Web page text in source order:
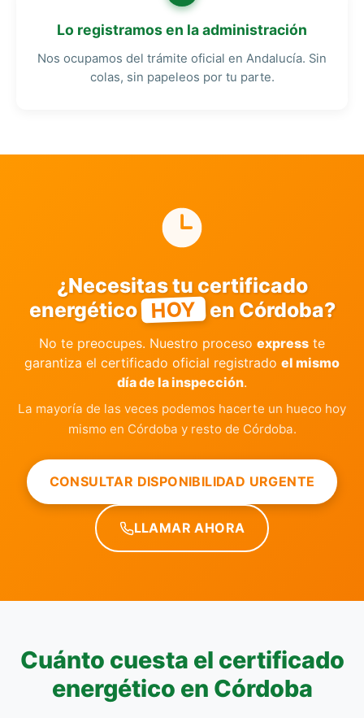
Lo registramos en la administración
Nos ocupamos del trámite oficial en Andalucía. Sin
colas, sin papeleos por tu parte.
¿Necesitas tu certificado
energético HOY en Córdoba?
No te preocupes. Nuestro proceso express te
garantiza el certificado oficial registrado el mismo
día de la inspección.
La mayoría de las veces podemos hacerte un hueco hoy
mismo en Córdoba y resto de Córdoba.
CONSULTAR DISPONIBILIDAD URGENTE
LLAMAR AHORA
Cuánto cuesta el certificado
energético en Córdoba